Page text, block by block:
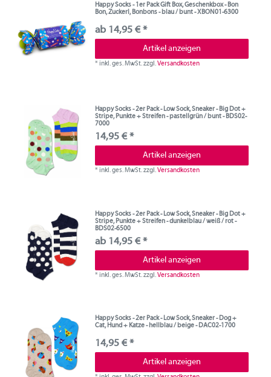
Happy Socks - 1er Pack Gift Box, Geschenkbox - Bon
Bon, Zuckerl, Bonbons - blau / bunt - XBON01-6300
ab 14,95 € *
Artikel anzeigen
*inkl. ges. MwSt.zzgl.Versandkosten
Happy Socks - 2er Pack - Low Sock, Sneaker - Big Dot +
Stripe, Punkte + Streifen - pastellgrün / bunt - BDS02-
7000
14,95 € *
Artikel anzeigen
*inkl. ges. MwSt.zzgl.Versandkosten
Happy Socks - 2er Pack - Low Sock, Sneaker - Big Dot +
Stripe, Punkte + Streifen - dunkelblau / weiß / rot -
BDS02-6500
ab 14,95 € *
Artikel anzeigen
*inkl. ges. MwSt.zzgl.Versandkosten
Happy Socks - 2er Pack - Low Sock, Sneaker - Dog +
Cat, Hund + Katze - hellblau / beige - DAC02-1700
14,95 € *
Artikel anzeigen